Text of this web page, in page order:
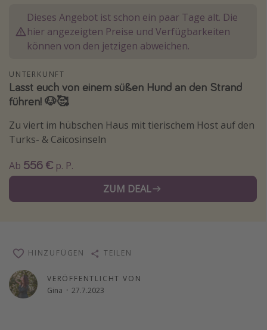
Reisethemen
Alle Reisethemen
Strandurlaub
Wellnessurlaub
Abenteuerurlaub
Kurzurlaub
Digital Nomad Tipps
Beste Reiseziele 20225
Dieses Angebot ist schon ein paar Tage alt. Die
hier angezeigten Preise und Verfügbarkeiten
können von den jetzigen abweichen.
UNTERKUNFT
Lasst euch von einem süßen Hund an den Strand
führen! 🐶🥰
Zu viert im hübschen Haus mit tierischem Host auf den
Turks- & Caicosinseln
Ab 556 € p. P.
ZUM DEAL
VERÖFFENTLICHT VON
Gina · 27.7.2023
HINZUFÜGEN TEILEN